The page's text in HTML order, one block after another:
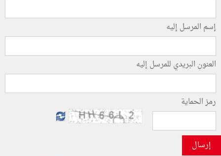
إسم المرسل إليه
العنون البريدي للمرسل إليه
رمز الحماية
إرسال